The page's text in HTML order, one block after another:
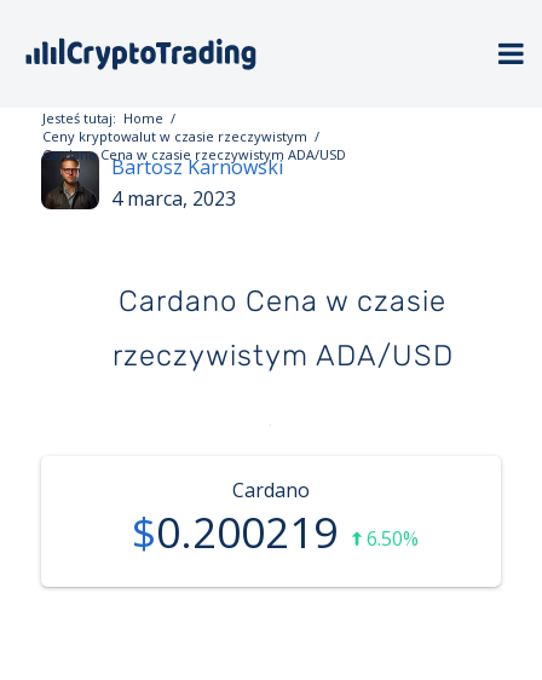
Jesteś tutaj: Home /
Ceny kryptowalut w czasie rzeczywistym /
Cardano Cena w czasie rzeczywistym ADA/USD
Bartosz Karnowski
4 marca, 2023
Cardano Cena w czasie
rzeczywistym ADA/USD
Cardano
$0.200219 6.50%